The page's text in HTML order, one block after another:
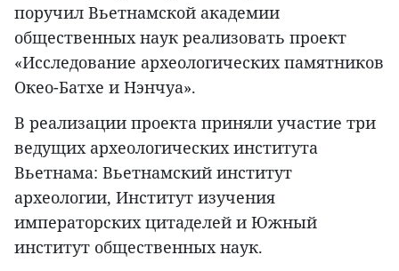
поручил Вьетнамской академии
общественных наук реализовать проект
«Исследование археологических памятников
Окео-Батхе и Нэнчуа».
В реализации проекта приняли участие три
ведущих археологических института
Вьетнама: Вьетнамский институт
археологии, Институт изучения
императорских цитаделей и Южный
институт общественных наук.